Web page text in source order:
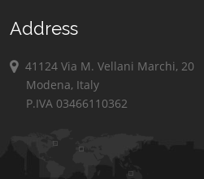
Address
41124 Via M. Vellani Marchi, 20
Modena, Italy
P.IVA 03466110362